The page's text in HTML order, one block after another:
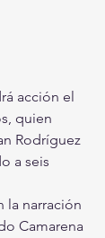
acción el
quien
Rodríguez
a seis
la narración
Camarena